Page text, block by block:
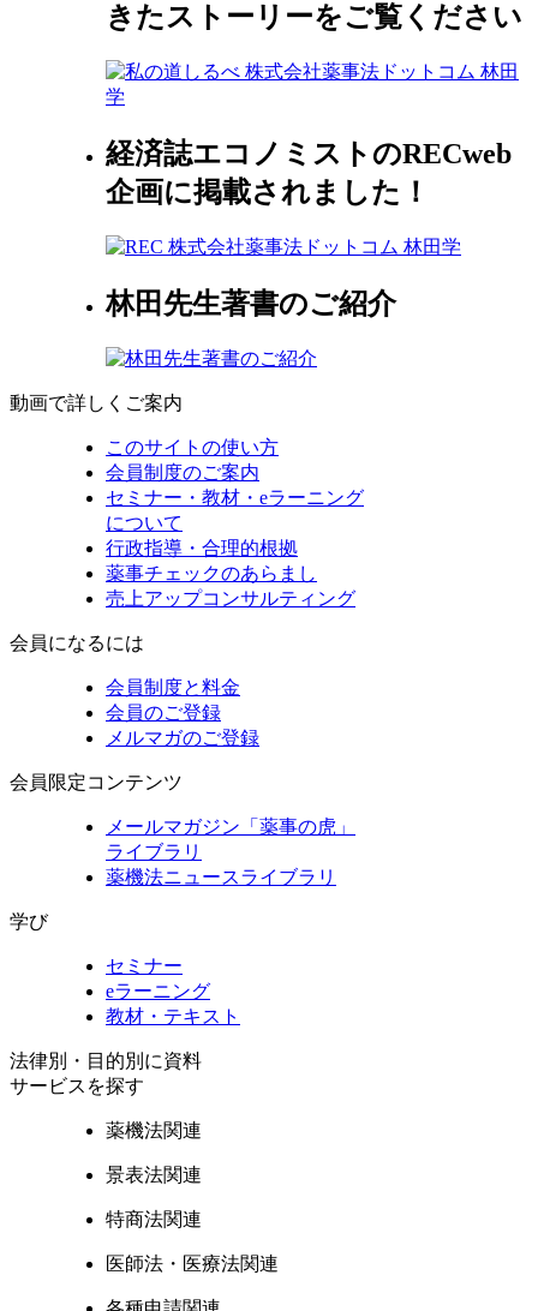
きたストーリーをご覧ください
経済誌エコノミストのRECweb
企画に掲載されました！
林田先生著書のご紹介
動画で詳しくご案内
このサイトの使い方
会員制度のご案内
セミナー・教材・eラーニング
について
行政指導・合理的根拠
薬事チェックのあらまし
売上アップコンサルティング
会員になるには
会員制度と料金
会員のご登録
メルマガのご登録
会員限定コンテンツ
メールマガジン「薬事の虎」
ライブラリ
薬機法ニュースライブラリ
学び
セミナー
eラーニング
教材・テキスト
法律別・目的別に資料
サービスを探す
薬機法関連
景表法関連
特商法関連
医師法・医療法関連